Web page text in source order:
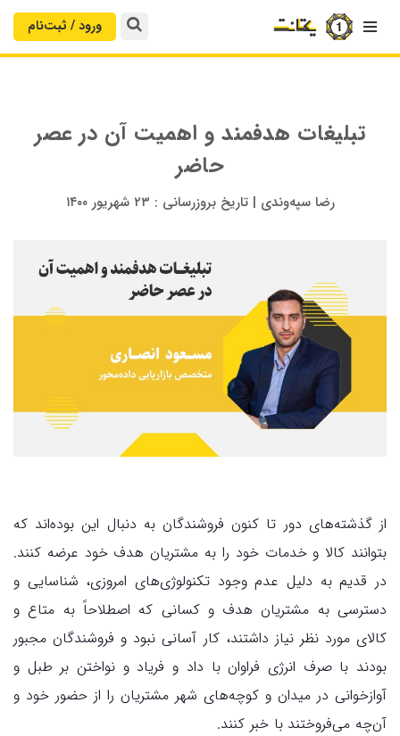
 ورود / ثبت‌‌نام
تبلیغات هدفمند و اهمیت آن در عصر
حاضر
رضا سپه‌وندی |تاریخ بروزرسانی : ۲۳ شهریور ۱۴۰۰
از گذشته‌های دور تا کنون فروشندگان به دنبال این بوده‌اند که
بتوانند کالا و خدمات خود را به مشتریان هدف خود عرضه کنند.
در قدیم به دلیل عدم وجود تکنولوژی‌های امروزی، شناسایی و
دسترسی به مشتریان هدف و کسانی که اصطلاحاً به متاع و
کالای مورد نظر نیاز داشتند، کار آسانی نبود و فروشندگان مجبور
بودند با صرف انرژی فراوان با داد و فریاد و نواختن بر طبل و
آواز‌خوانی در میدان و کوچه‌های شهر مشتریان را از حضور خود و
آن‌چه می‌فروختند با خبر کنند.